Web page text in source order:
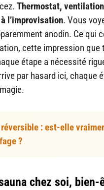
Thermostat,
l’improvisation. Vous
anodin. Ce qui
cette impression que
étape a nécessité
par hasard ici, chaque
: est-elle
?
chez soi, bien-